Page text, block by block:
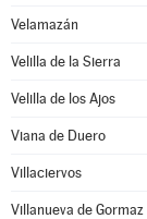
Velamazán
Velilla de la Sierra
Velilla de los Ajos
Viana de Duero
Villaciervos
Villanueva de Gormaz